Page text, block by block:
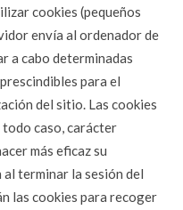
cookies (pequeños
envía al ordenador de
a cabo determinadas
para el
del sitio. Las cookies
caso, carácter
más eficaz su
terminar la sesión del
las cookies para recoger